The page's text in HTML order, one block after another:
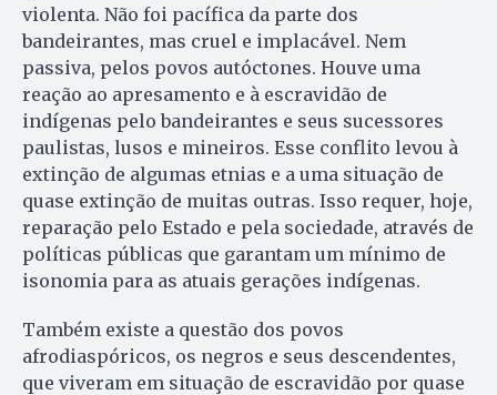
violenta. Não foi pacífica da parte dos
bandeirantes, mas cruel e implacável. Nem
passiva, pelos povos autóctones. Houve uma
reação ao apresamento e à escravidão de
indígenas pelo bandeirantes e seus sucessores
paulistas, lusos e mineiros. Esse conflito levou à
extinção de algumas etnias e a uma situação de
quase extinção de muitas outras. Isso requer, hoje,
reparação pelo Estado e pela sociedade, através de
políticas públicas que garantam um mínimo de
isonomia para as atuais gerações indígenas.
Também existe a questão dos povos
afrodiaspóricos, os negros e seus descendentes,
que viveram em situação de escravidão por quase